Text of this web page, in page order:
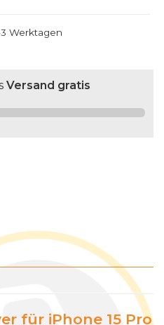
Werktagen
Versand gratis
für iPhone 15 Pro